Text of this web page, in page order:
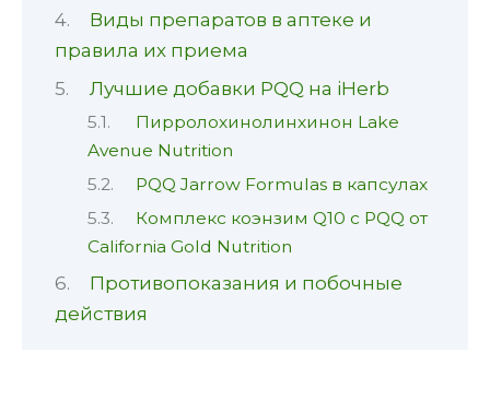
Виды препаратов в аптеке и
правила их приема
Лучшие добавки PQQ на iHerb
Пирролохинолинхинон Lake
Avenue Nutrition
PQQ Jarrow Formulas в капсулах
Комплекс коэнзим Q10 с PQQ от
California Gold Nutrition
Противопоказания и побочные
действия